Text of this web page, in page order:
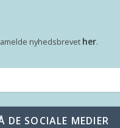
nyhedsbrevet her.
DE SOCIALE MEDIER